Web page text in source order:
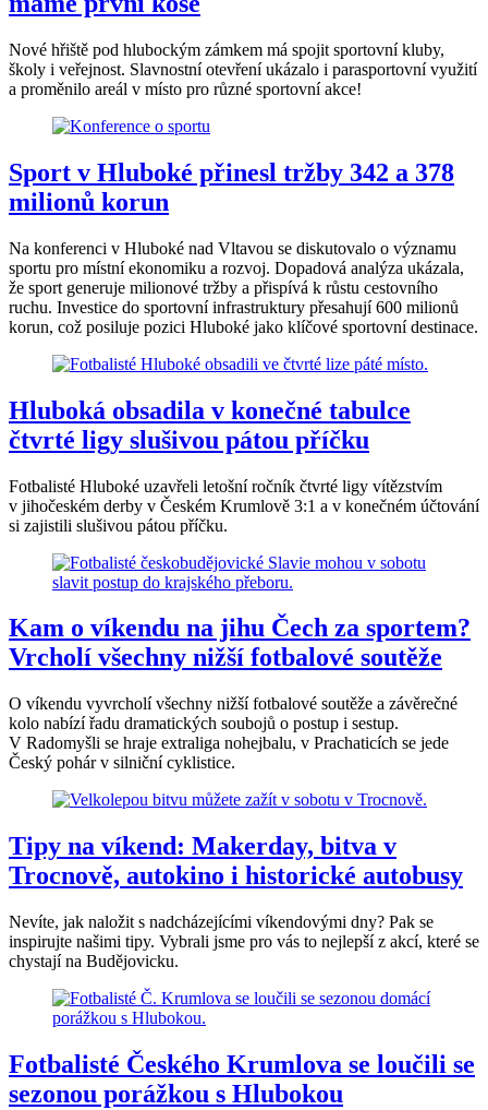
Nové hřiště pod hlubockým zámkem má spojit sportovní kluby,
školy i veřejnost. Slavnostní otevření ukázalo i parasportovní využití
a proměnilo areál v místo pro různé sportovní akce!
Sport v Hluboké přinesl tržby 342 a 378
milionů korun
Na konferenci v Hluboké nad Vltavou se diskutovalo o významu
sportu pro místní ekonomiku a rozvoj. Dopadová analýza ukázala,
že sport generuje milionové tržby a přispívá k růstu cestovního
ruchu. Investice do sportovní infrastruktury přesahují 600 milionů
korun, což posiluje pozici Hluboké jako klíčové sportovní destinace.
Hluboká obsadila v konečné tabulce
čtvrté ligy slušivou pátou příčku
Fotbalisté Hluboké uzavřeli letošní ročník čtvrté ligy vítězstvím
v jihočeském derby v Českém Krumlově 3:1 a v konečném účtování
si zajistili slušivou pátou příčku.
Kam o víkendu na jihu Čech za sportem?
Vrcholí všechny nižší fotbalové soutěže
O víkendu vyvrcholí všechny nižší fotbalové soutěže a závěrečné
kolo nabízí řadu dramatických soubojů o postup i sestup.
V Radomyšli se hraje extraliga nohejbalu, v Prachaticích se jede
Český pohár v silniční cyklistice.
Tipy na víkend: Makerday, bitva v
Trocnově, autokino i historické autobusy
Nevíte, jak naložit s nadcházejícími víkendovými dny? Pak se
inspirujte našimi tipy. Vybrali jsme pro vás to nejlepší z akcí, které se
chystají na Budějovicku.
Fotbalisté Českého Krumlova se loučili se
sezonou porážkou s Hlubokou